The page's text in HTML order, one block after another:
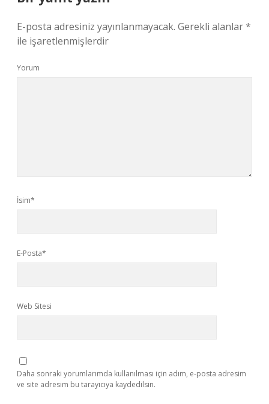
E-posta adresiniz yayınlanmayacak. Gerekli alanlar*
ile işaretlenmişlerdir
Yorum
İsim*
E-Posta*
Web Sitesi
Daha sonraki yorumlarımda kullanılması için adım, e-posta adresim
ve site adresim bu tarayıcıya kaydedilsin.